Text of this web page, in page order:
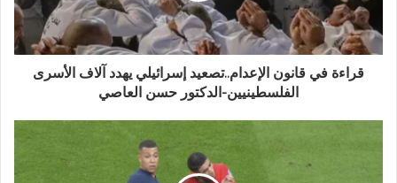
قراءة في قانون الإعدام..تصعيد إسرائيلي يهدد آلاف الأسرى
الفلسطينيين-الدكتور حسن العاصي